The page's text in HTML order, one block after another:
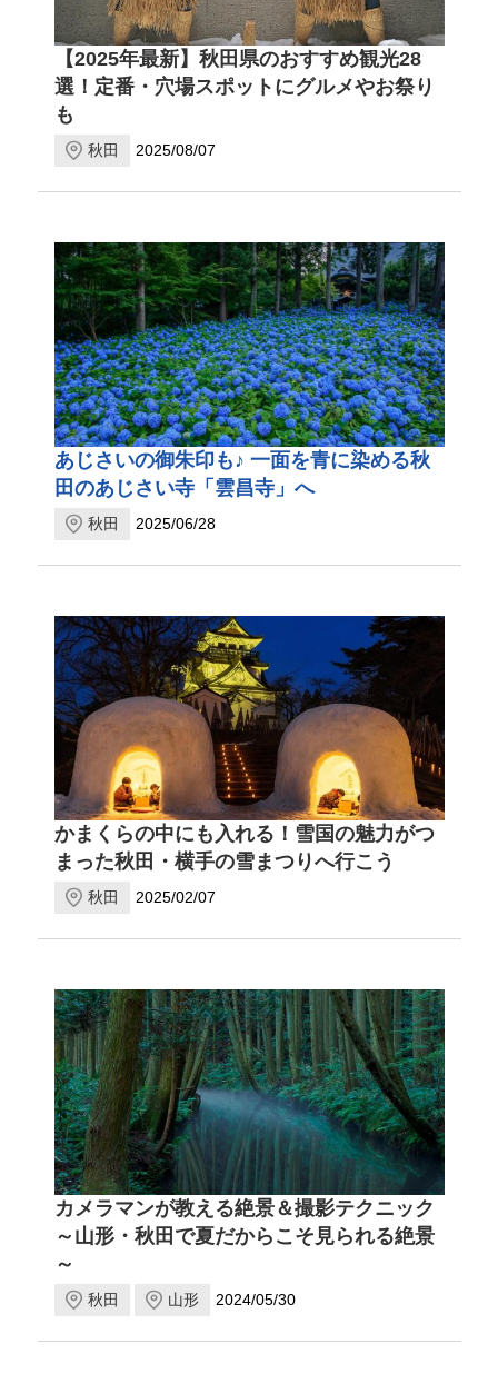
【2025年最新】秋田県のおすすめ観光28
選！定番・穴場スポットにグルメやお祭り
も
秋田 2025/08/07
あじさいの御朱印も♪ 一面を青に染める秋
田のあじさい寺「雲昌寺」へ
秋田 2025/06/28
かまくらの中にも入れる！雪国の魅力がつ
まった秋田・横手の雪まつりへ行こう
秋田 2025/02/07
カメラマンが教える絶景＆撮影テクニック
～山形・秋田で夏だからこそ見られる絶景
～
秋田 山形 2024/05/30